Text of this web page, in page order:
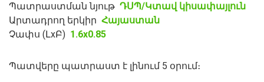
Պատրաստման նյութ ԴՍՊ/Կտավ կիսափայլուն
Արտադրող երկիր Հայաստան
Չափս (ԼxԲ) 1.6x0.85
Պատվերը պատրաստ է լինում 5 օրում։